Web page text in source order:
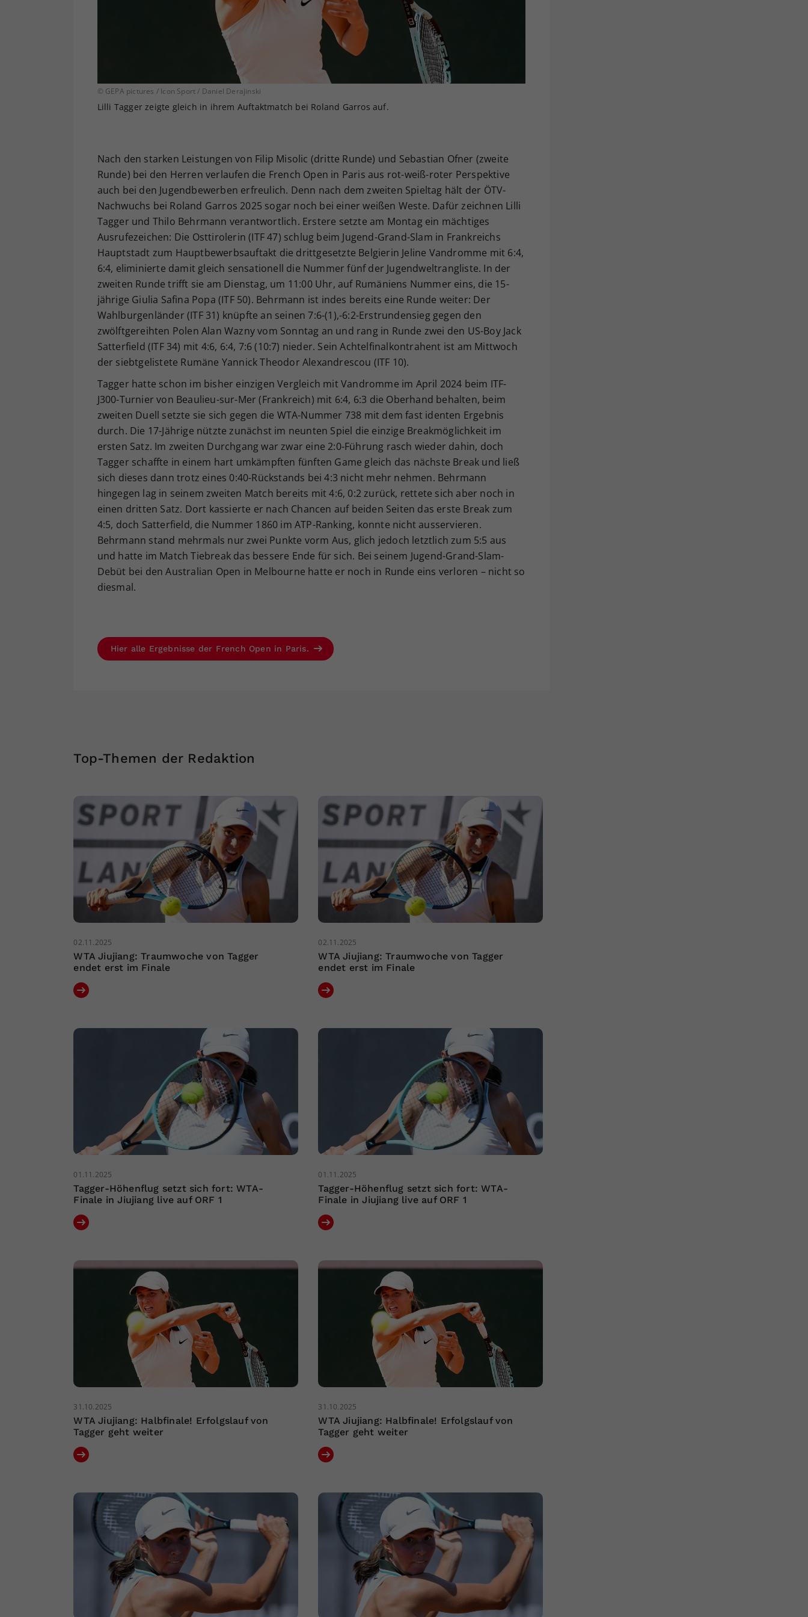
© GEPA pictures / Icon Sport / Daniel Derajinski
Lilli Tagger zeigte gleich in ihrem Auftaktmatch bei Roland Garros auf.
Nach den starken Leistungen von Filip Misolic (dritte Runde) und Sebastian Ofner (zweite
Runde) bei den Herren verlaufen die French Open in Paris aus rot-weiß-roter Perspektive
auch bei den Jugendbewerben erfreulich. Denn nach dem zweiten Spieltag hält der ÖTV-
Nachwuchs bei Roland Garros 2025 sogar noch bei einer weißen Weste. Dafür zeichnen Lilli
Tagger und Thilo Behrmann verantwortlich. Erstere setzte am Montag ein mächtiges
Ausrufezeichen: Die Osttirolerin (ITF 47) schlug beim Jugend-Grand-Slam in Frankreichs
Hauptstadt zum Hauptbewerbsauftakt die drittgesetzte Belgierin Jeline Vandromme mit 6:4,
6:4, eliminierte damit gleich sensationell die Nummer fünf der Jugendweltrangliste. In der
zweiten Runde trifft sie am Dienstag, um 11:00 Uhr, auf Rumäniens Nummer eins, die 15-
jährige Giulia Safina Popa (ITF 50). Behrmann ist indes bereits eine Runde weiter: Der
Wahlburgenländer (ITF 31) knüpfte an seinen 7:6-(1),-6:2-Erstrundensieg gegen den
zwölftgereihten Polen Alan Wazny vom Sonntag an und rang in Runde zwei den US-Boy Jack
Satterfield (ITF 34) mit 4:6, 6:4, 7:6 (10:7) nieder. Sein Achtelfinalkontrahent ist am Mittwoch
der siebtgelistete Rumäne Yannick Theodor Alexandrescou (ITF 10).
Tagger hatte schon im bisher einzigen Vergleich mit Vandromme im April 2024 beim ITF-
J300-Turnier von Beaulieu-sur-Mer (Frankreich) mit 6:4, 6:3 die Oberhand behalten, beim
zweiten Duell setzte sie sich gegen die WTA-Nummer 738 mit dem fast identen Ergebnis
durch. Die 17-Jährige nützte zunächst im neunten Spiel die einzige Breakmöglichkeit im
ersten Satz. Im zweiten Durchgang war zwar eine 2:0-Führung rasch wieder dahin, doch
Tagger schaffte in einem hart umkämpften fünften Game gleich das nächste Break und ließ
sich dieses dann trotz eines 0:40-Rückstands bei 4:3 nicht mehr nehmen. Behrmann
hingegen lag in seinem zweiten Match bereits mit 4:6, 0:2 zurück, rettete sich aber noch in
einen dritten Satz. Dort kassierte er nach Chancen auf beiden Seiten das erste Break zum
4:5, doch Satterfield, die Nummer 1860 im ATP-Ranking, konnte nicht ausservieren.
Behrmann stand mehrmals nur zwei Punkte vorm Aus, glich jedoch letztlich zum 5:5 aus
und hatte im Match Tiebreak das bessere Ende für sich. Bei seinem Jugend-Grand-Slam-
Debüt bei den Australian Open in Melbourne hatte er noch in Runde eins verloren – nicht so
diesmal.
Hier alle Ergebnisse der French Open in Paris.
Top-Themen der Redaktion
02.11.2025
WTA Jiujiang: Traumwoche von Tagger
endet erst im Finale
02.11.2025
WTA Jiujiang: Traumwoche von Tagger
endet erst im Finale
01.11.2025
Tagger-Höhenflug setzt sich fort: WTA-
Finale in Jiujiang live auf ORF 1
01.11.2025
Tagger-Höhenflug setzt sich fort: WTA-
Finale in Jiujiang live auf ORF 1
31.10.2025
WTA Jiujiang: Halbfinale! Erfolgslauf von
Tagger geht weiter
31.10.2025
WTA Jiujiang: Halbfinale! Erfolgslauf von
Tagger geht weiter
Ihrer vorgenommen Einstellungen, falls der
Webseiten-Betreiber dies eingestellt hat.